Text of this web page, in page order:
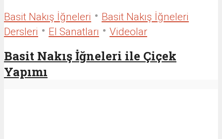
Basit Nakış İğneleri • Basit Nakış İğneleri
Dersleri • El Sanatları • Videolar
Basit Nakış İğneleri ile Çiçek
Yapımı